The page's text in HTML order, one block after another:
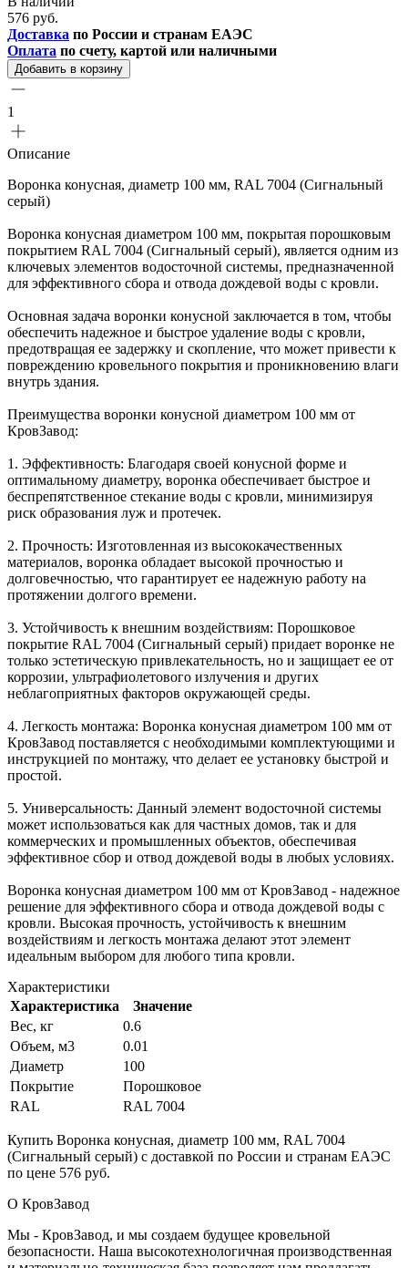
576 руб.
Доставка по России и странам ЕАЭС
Оплата по счету, картой или наличными
Добавить в корзину
1
Описание
Воронка конусная, диаметр 100 мм, RAL 7004 (Сигнальный
серый)
Воронка конусная диаметром 100 мм, покрытая порошковым
покрытием RAL 7004 (Сигнальный серый), является одним из
ключевых элементов водосточной системы, предназначенной
для эффективного сбора и отвода дождевой воды с кровли.
Основная задача воронки конусной заключается в том, чтобы
обеспечить надежное и быстрое удаление воды с кровли,
предотвращая ее задержку и скопление, что может привести к
повреждению кровельного покрытия и проникновению влаги
внутрь здания.
Преимущества воронки конусной диаметром 100 мм от
КровЗавод:
1. Эффективность: Благодаря своей конусной форме и
оптимальному диаметру, воронка обеспечивает быстрое и
беспрепятственное стекание воды с кровли, минимизируя
риск образования луж и протечек.
2. Прочность: Изготовленная из высококачественных
материалов, воронка обладает высокой прочностью и
долговечностью, что гарантирует ее надежную работу на
протяжении долгого времени.
3. Устойчивость к внешним воздействиям: Порошковое
покрытие RAL 7004 (Сигнальный серый) придает воронке не
только эстетическую привлекательность, но и защищает ее от
коррозии, ультрафиолетового излучения и других
неблагоприятных факторов окружающей среды.
4. Легкость монтажа: Воронка конусная диаметром 100 мм от
КровЗавод поставляется с необходимыми комплектующими и
инструкцией по монтажу, что делает ее установку быстрой и
простой.
5. Универсальность: Данный элемент водосточной системы
может использоваться как для частных домов, так и для
коммерческих и промышленных объектов, обеспечивая
эффективное сбор и отвод дождевой воды в любых условиях.
Воронка конусная диаметром 100 мм от КровЗавод - надежное
решение для эффективного сбора и отвода дождевой воды с
кровли. Высокая прочность, устойчивость к внешним
воздействиям и легкость монтажа делают этот элемент
идеальным выбором для любого типа кровли.
Характеристики
Характеристика
Значение
Вес, кг
0.6
Объем, м3
0.01
Диаметр
100
Покрытие
Порошковое
RAL
RAL 7004
Купить Воронка конусная, диаметр 100 мм, RAL 7004
(Сигнальный серый) с доставкой по России и странам ЕАЭС
по цене 576 руб.
О КровЗавод
Мы - КровЗавод, и мы создаем будущее кровельной
безопасности. Наша высокотехнологичная производственная